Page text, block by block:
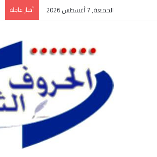
الجمعة, 7 أغسطس 2026 أخبار عاجلة